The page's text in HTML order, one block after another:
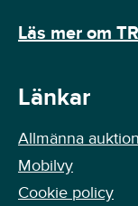
Läs mer om
Länkar
Allmänna
Mobilvy
Cookie policy